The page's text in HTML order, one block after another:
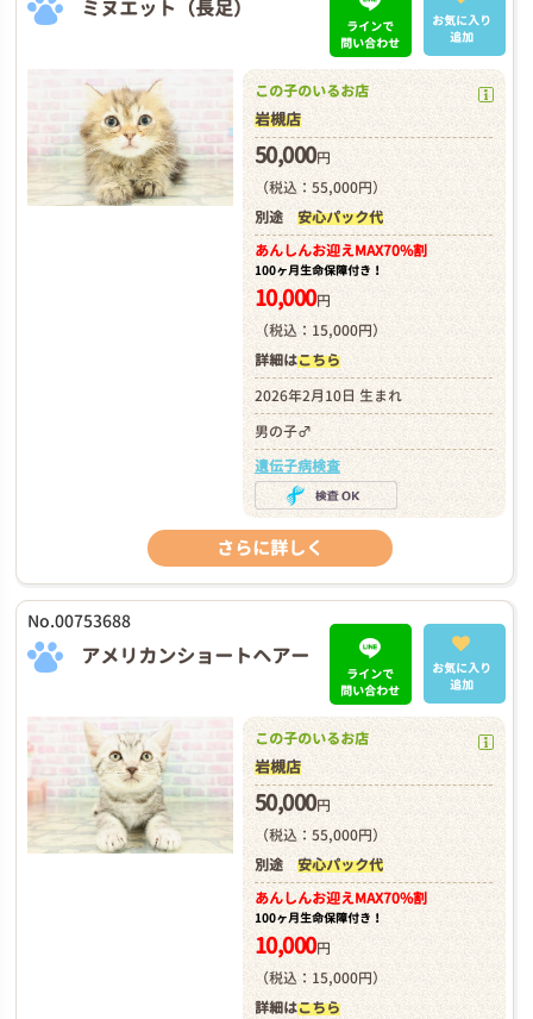
ミヌエット（長足）
ラインで
問い合わせ
お気に入り
追加
この子のいるお店
岩槻店
50,000円
（税込：55,000円）
別途 安心パック代
あんしんお迎えMAX70%割
100ヶ月生命保障付き！
10,000円
（税込：15,000円）
詳細はこちら
2026年2月10日 生まれ
男の子♂
遺伝子病検査
さらに詳しく
No.00753688
アメリカンショートヘアー
ラインで
問い合わせ
お気に入り
追加
この子のいるお店
岩槻店
50,000円
（税込：55,000円）
別途 安心パック代
あんしんお迎えMAX70%割
100ヶ月生命保障付き！
10,000円
（税込：15,000円）
詳細はこちら